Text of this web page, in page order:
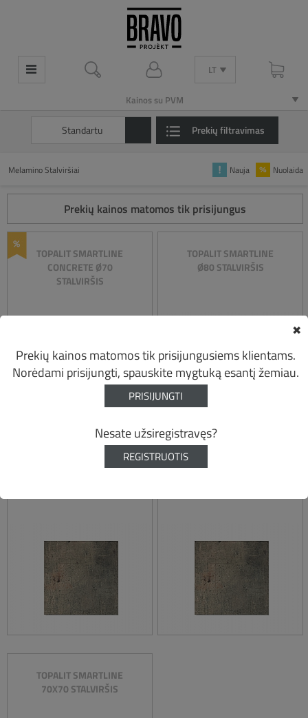
LT
Kainos su PVM
Standartu Prekių filtravimas
Melamino Stalviršiai Nauja Nuolaida
Prekių kainos matomos tik prisijungus
TOPALIT SMARTLINE
CONCRETE Ø70
STALVIRŠIS
TOPALIT SMARTLINE
Ø80 STALVIRŠIS
TOPALIT SMARTLINE
TOPALIT SMARTLINE
70X70 STALVIRŠIS
Prekių kainos matomos tik prisijungusiems klientams.
Norėdami prisijungti, spauskite mygtuką esantį žemiau.
PRISIJUNGTI
Nesate užsiregistravęs?
REGISTRUOTIS
✖